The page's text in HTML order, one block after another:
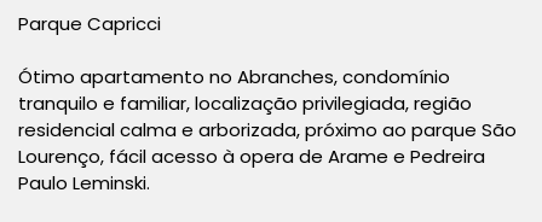
Parque Capricci
Ótimo apartamento no Abranches, condomínio
tranquilo e familiar, localização privilegiada, região
residencial calma e arborizada, próximo ao parque São
Lourenço, fácil acesso à opera de Arame e Pedreira
Paulo Leminski.